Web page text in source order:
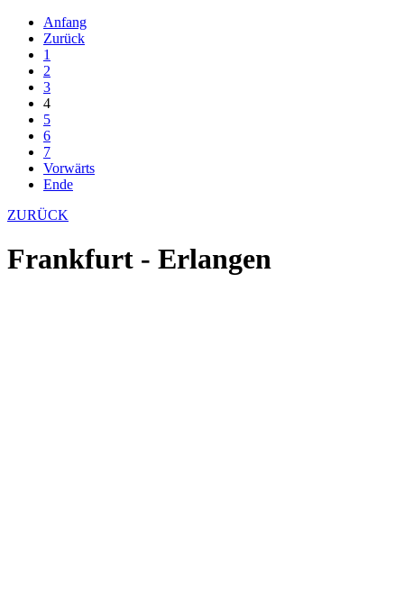
Anfang
Zurück
1
2
3
4
5
6
7
Vorwärts
Ende
ZURÜCK
Frankfurt - Erlangen